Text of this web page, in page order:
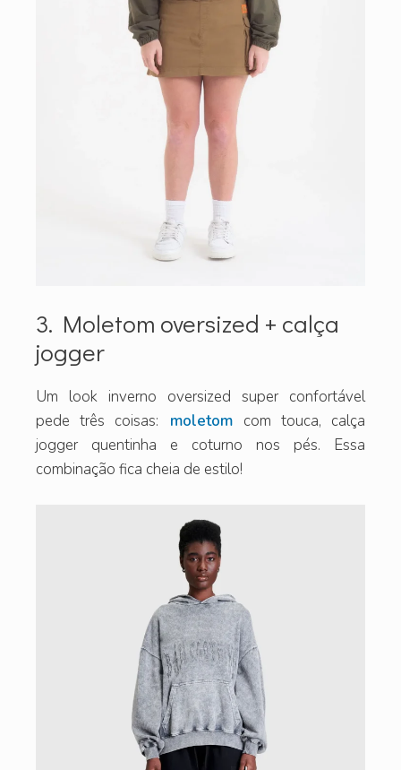
3. Moletom oversized + calça
jogger
Um look inverno oversized super confortável
pede três coisas:
moletom com touca, calça
jogger quentinha e coturno nos pés. Essa
combinação fica cheia de estilo!